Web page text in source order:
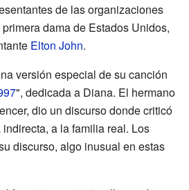
de las organizaciones
dama de Estados Unidos,
Elton John.
versión especial de su canción
", dedicada a Diana. El hermano
dio un discurso donde criticó
a la familia real. Los
discurso, algo inusual en estas